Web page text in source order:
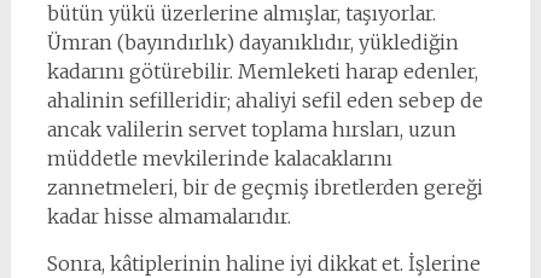
bütün yükü üzerlerine almışlar, taşıyorlar.
Ümran (bayındırlık) dayanıklıdır, yüklediğin
kadarını götürebilir. Memleketi harap edenler,
ahalinin sefilleridir; ahaliyi sefil eden sebep de
ancak valilerin servet toplama hırsları, uzun
müddetle mevkilerinde kalacaklarını
zannetmeleri, bir de geçmiş ibretlerden gereği
kadar hisse almamalarıdır.
Sonra, kâtiplerinin haline iyi dikkat et. İşlerine